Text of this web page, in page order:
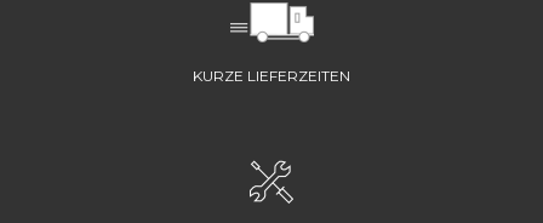
KURZE LIEFERZEITEN